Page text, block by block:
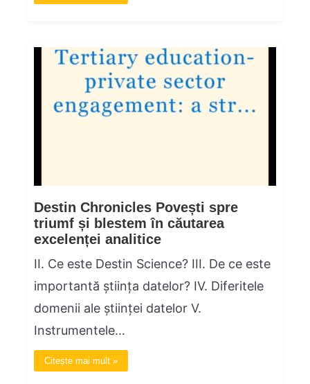
Destin Chronicles Povești spre
triumf și blestem în căutarea
excelenței analitice
II. Ce este Destin Science? III. De ce este
importantă știința datelor? IV. Diferitele
domenii ale științei datelor V.
Instrumentele...
Citește mai mult »